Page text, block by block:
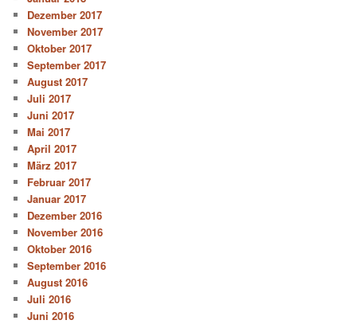
Dezember 2017
November 2017
Oktober 2017
September 2017
August 2017
Juli 2017
Juni 2017
Mai 2017
April 2017
März 2017
Februar 2017
Januar 2017
Dezember 2016
November 2016
Oktober 2016
September 2016
August 2016
Juli 2016
Juni 2016